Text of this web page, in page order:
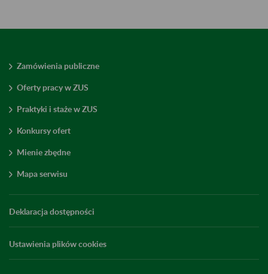
Zamówienia publiczne
Oferty pracy w ZUS
Praktyki i staże w ZUS
Konkursy ofert
Mienie zbędne
Mapa serwisu
Deklaracja dostępności
Ustawienia plików cookies